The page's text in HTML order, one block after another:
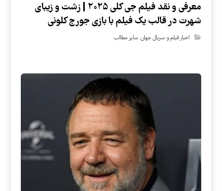
معرفی و نقد فیلم جی کلی ۲۰۲۵ | زشت و زیبای
شهرت در قالب یک فیلم با بازی جورج کلونی
اخبار فیلم و سریال جهان, سایر مطالب